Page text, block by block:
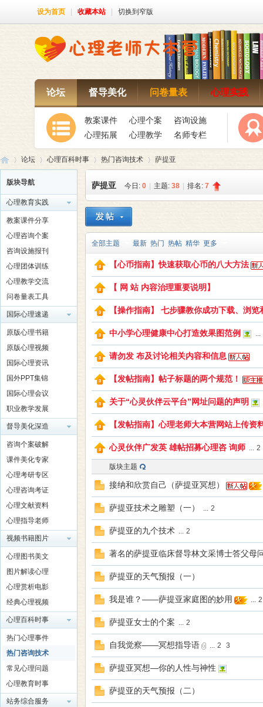
设为首页 收藏本站 切换到窄版
论坛 督导美化 问卷量表 心理实践
教案课件 心理个案
咨询设施
心理拓展
心理教学 名师专栏
心 »
论坛
›
心理百科时事
›
热门咨询技术 萨提亚
版块导航
心理教育实践
教案课件分享
心理咨询个案
咨询设施报刊
心理团体训练
心理教学交流
问卷量表工具
国际心理速递
原版心理书籍
原版心理视频
国际心理资讯
国外PPT集锦
国际心理会议
职业教学发展
督导美化深造
咨询个案破解
课件美化专家
心理考研专区
心理咨询考证
心理文献资料
心理指导老师
视频书籍图片
心理图书美文
图片解读心理
心理赏析电影
经典心理视频
心理百科时事
热门心理事件
热门咨询技术
常见心理问题
心理教育时事
站务综合服务
萨提亚 今日: 0 主题: 38 排名: 7
全部主题 最新 热门 热帖 精华 更多
【心币指南】快速获取心币的八大方法
【 网 站 内容治理重要说明】
【操作指南】 七步骤教你成功下载、浏
中小学心理健康中心打造效果图范例 ...
请勿发 布及讨论相关内容和信息
【发帖指南】帖子标题的两个规范！
关于“心灵伙伴云平台”网址问题的声明
【发帖指南】心理老师大本营网站上传资
心灵伙伴广发英 雄帖招募心理咨 询师 ... 2
版块主题
接纳和欣赏自己（萨提亚冥想）
萨提亚技术之雕塑（一） ... 2
萨提亚的九个技术 ... 2
著名的萨提亚临床督导林文采博士答父母
萨提亚的天气预报（一）
我是谁？——萨提亚家庭图的妙用 ... 2
萨提亚女士的个案 ... 2
自我觉察——冥想指导语 ... 2 3
萨提亚冥想—你的人性与神性
萨提亚的天气预报（二）